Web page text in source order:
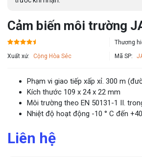
Cảm biến môi trường
Thương
Xuất xứ: Cộng Hòa Séc Mã SP:
Phạm vi giao tiếp xấp xỉ. 300 m
Kích thước 109 x 24 x 22 mm
Môi trường theo EN 50131-1 II.
Nhiệt độ hoạt động -10 ° C đến
Liên hệ